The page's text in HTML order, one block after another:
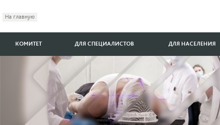
На главную
КОМИТЕТ ДЛЯ СПЕЦИАЛИСТОВ ДЛЯ НАСЕЛЕНИЯ